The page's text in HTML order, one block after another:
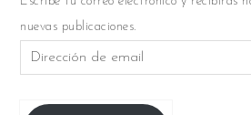
nuevas publicaciones.